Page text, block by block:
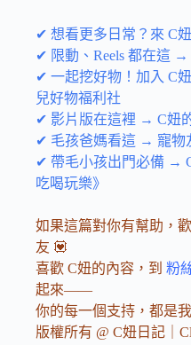
✔ 想看更多日常？來 C
✔ 限動、Reels 都在這 →
✔ 一起挖好物！加入 C
兒好物福利社
✔ 影片版在這裡 → C妞
✔ 毛孩爸媽看這 → 寵物
✔ 帶毛小孩出門必備 →
吃喝玩樂》
如果這篇對你有幫助，
友 💟
喜歡 C妞的內容，到 粉
起來——
你的每一個支持，都是
版權所有 @ C妞日記｜